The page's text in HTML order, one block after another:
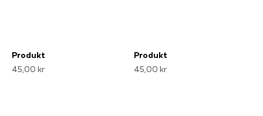
Produkt
45,00 kr
Produkt
45,00 kr